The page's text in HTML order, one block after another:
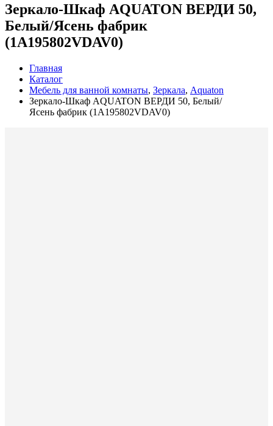
Зеркало-Шкаф AQUATON ВЕРДИ 50,
Белый/Ясень фабрик
(1A195802VDAV0)
Главная
Каталог
Мебель для ванной комнаты, Зеркала, Aquaton
Зеркало-Шкаф AQUATON ВЕРДИ 50, Белый/
Ясень фабрик (1A195802VDAV0)